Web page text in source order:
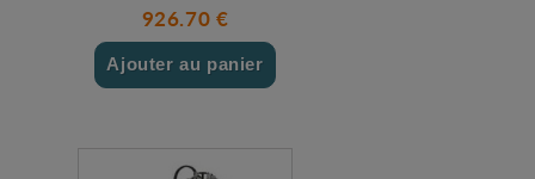
926.70 €
Ajouter au panier